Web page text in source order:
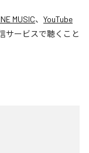
MUSIC、 YouTube
サービスで聴くこと